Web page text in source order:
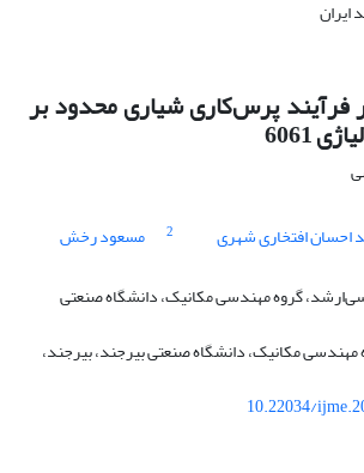
فرآیند پرس‌کاری شیاری محدود بر
6061
احسان افتخاری شهری 2 مسعود رخش
گروه مهندسی مکانیک، دانشگاه صنعتی
مکانیک، دانشگاه صنعتی بیرجند، بیرجند،
10.22034/